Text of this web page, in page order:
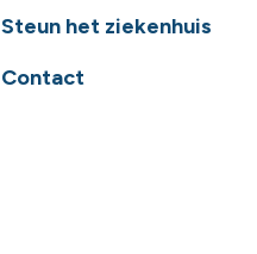
Steun het ziekenhuis
Contact